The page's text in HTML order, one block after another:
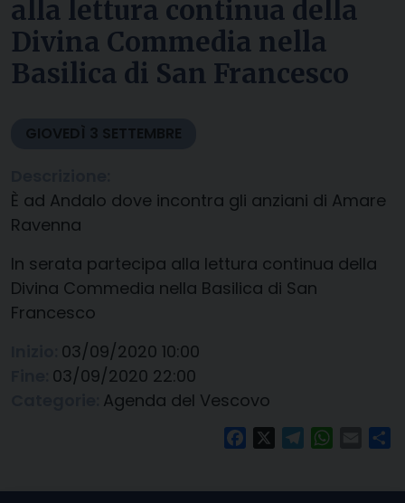
alla lettura continua della
Divina Commedia nella
Basilica di San Francesco
GIOVEDÌ 3 SETTEMBRE
È ad Andalo dove incontra gli anziani di Amare
Ravenna
In serata partecipa alla lettura continua della
Divina Commedia nella Basilica di San
Francesco
03/09/2020 10:00
03/09/2020 22:00
Agenda del Vescovo
FacebookTelegram Email